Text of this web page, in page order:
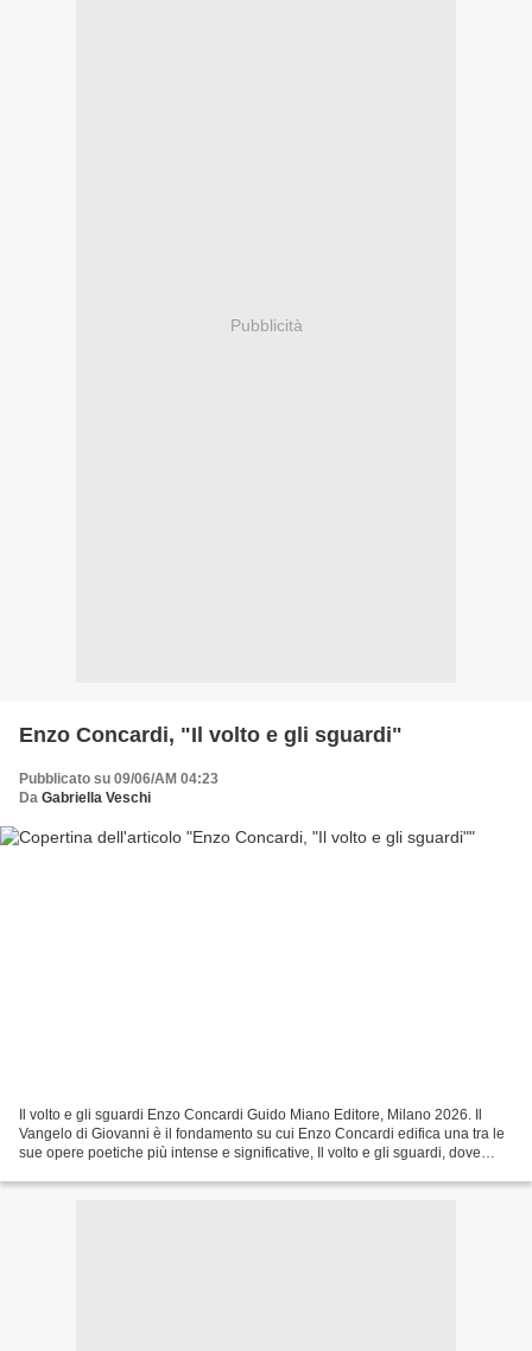
Pubblicità
Enzo Concardi, "Il volto e gli sguardi"
Pubblicato su 09/06/AM 04:23
Da Gabriella Veschi
Il volto e gli sguardi Enzo Concardi Guido Miano Editore, Milano 2026. Il
Vangelo di Giovanni è il fondamento su cui Enzo Concardi edifica una tra le
sue opere poetiche più intense e significative, Il volto e gli sguardi, dove